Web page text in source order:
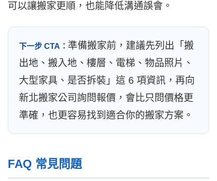
可以讓搬家更順，也能降低溝通誤會。
下一步 CTA： 準備搬家前，建議先列出「搬
出地、搬入地、樓層、電梯、物品照片、
大型家具、是否拆裝」這 6 項資訊，再向
新北搬家公司詢問報價，會比只問價格更
準確，也更容易找到適合你的搬家方案。
FAQ 常見問題